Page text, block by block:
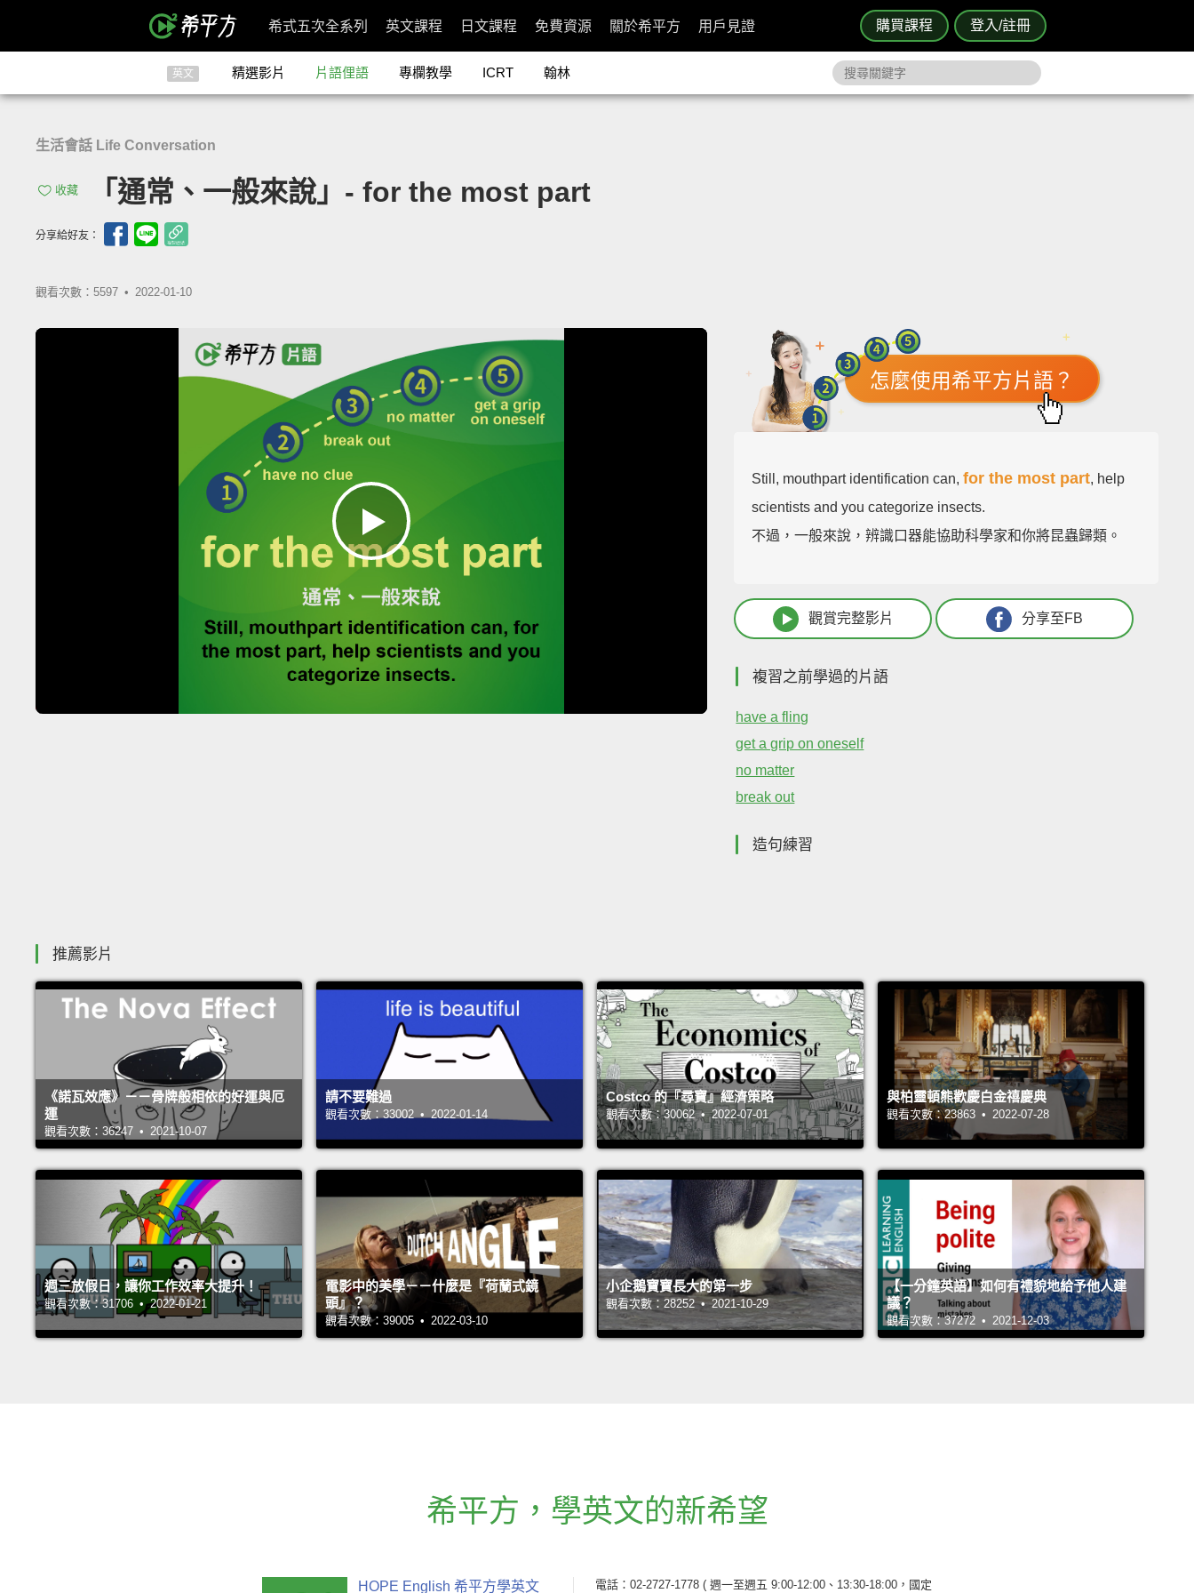
購買課程 登入/註冊
希式五次全系列 英文課程 日文課程 免費資源 關於希平方 用戶見證
英文 精選影片 片語俚語 專欄教學 ICRT 翰林
生活會話 Life Conversation
收藏 「通常、一般來說」- for the most part
分享給好友：
觀看次數：5597 • 2022-01-10
怎麼使用希平方片語？
Still, mouthpart identification can,for the most part, help
scientists and you categorize insects.
不過，一般來說，辨識口器能協助科學家和你將昆蟲歸類。
觀賞完整影片 分享至FB
複習之前學過的片語
have a fling
get a grip on oneself
no matter
break out
造句練習
推薦影片
《諾瓦效應》－－骨牌般相依的好運與厄
運
觀看次數：36247 • 2021-10-07
請不要難過
觀看次數：33002 • 2022-01-14
Costco 的『尋寶』經濟策略
觀看次數：30062 • 2022-07-01
與柏靈頓熊歡慶白金禧慶典
觀看次數：23863 • 2022-07-28
週三放假日，讓你工作效率大提升！
觀看次數：31706 • 2022-01-21
電影中的美學－－什麼是『荷蘭式鏡
頭』？
觀看次數：39005 • 2022-03-10
小企鵝寶寶長大的第一步
觀看次數：28252 • 2021-10-29
【一分鐘英語】如何有禮貌地給予他人建
議？
觀看次數：37272 • 2021-12-03
希平方 ， 學英文的新希望
HOPE English 希平方學英文 電話：02-2727-1778 ( 週一至週五 9:00-12:00、13:30-18:00，國定